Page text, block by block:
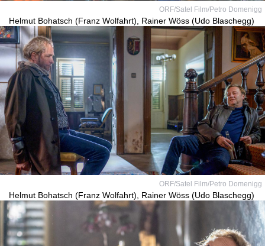
ORF/Satel Film/Petro Domenigg
Helmut Bohatsch (Franz Wolfahrt), Rainer Wöss (Udo Blaschegg)
ORF/Satel Film/Petro Domenigg
Helmut Bohatsch (Franz Wolfahrt), Rainer Wöss (Udo Blaschegg)